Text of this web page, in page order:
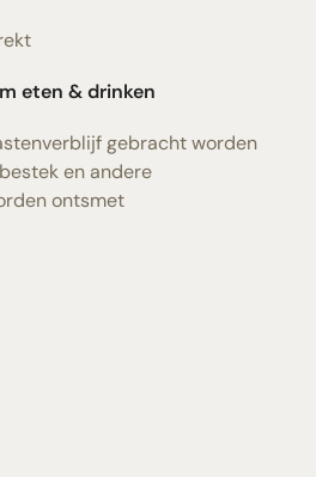
eten & drinken
gebracht worden
en andere
ontsmet